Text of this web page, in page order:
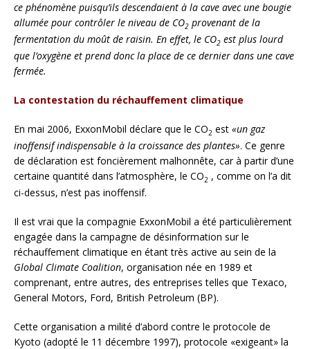
ce phénomène puisqu’ils descendaient à la cave avec une bougie
allumée pour contrôler le niveau de CO2 provenant de la
fermentation du moût de raisin. En effet, le CO2 est plus lourd
que l’oxygène et prend donc la place de ce dernier dans une cave
fermée.
La contestation du réchauffement climatique
En mai 2006, ExxonMobil déclare que le CO2 est «un gaz
inoffensif indispensable à la croissance des plantes». Ce genre
de déclaration est foncièrement malhonnête, car à partir d’une
certaine quantité dans l’atmosphère, le CO2 , comme on l’a dit
ci-dessus, n’est pas inoffensif.
Il est vrai que la compagnie ExxonMobil a été particulièrement
engagée dans la campagne de désinformation sur le
réchauffement climatique en étant très active au sein de la
Global Climate Coalition, organisation née en 1989 et
comprenant, entre autres, des entreprises telles que Texaco,
General Motors, Ford, British Petroleum (BP).
Cette organisation a milité d’abord contre le protocole de
Kyoto (adopté le 11 décembre 1997), protocole «exigeant» la